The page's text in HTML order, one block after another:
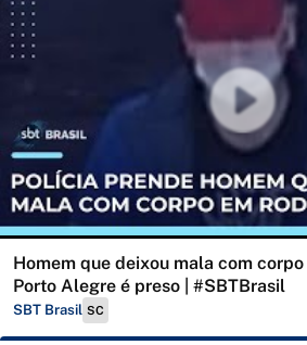
Homem que deixou mala com
Porto Alegre é preso | #SBTBrasil
SBT Brasil SC